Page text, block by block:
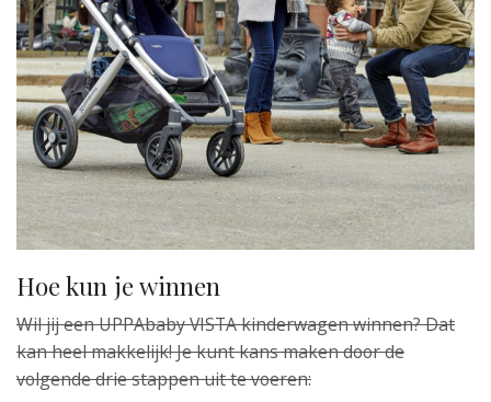
Hoe kun je winnen
Wil jij een UPPAbaby VISTA kinderwagen winnen? Dat
kan heel makkelijk! Je kunt kans maken door de
volgende drie stappen uit te voeren: